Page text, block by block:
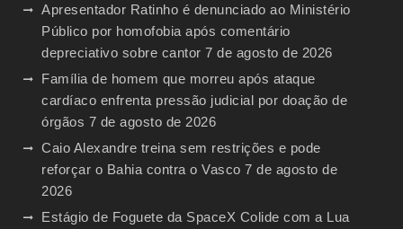
Apresentador Ratinho é denunciado ao Ministério
Público por homofobia após comentário
depreciativo sobre cantor 7 de agosto de 2026
Família de homem que morreu após ataque
cardíaco enfrenta pressão judicial por doação de
órgãos 7 de agosto de 2026
Caio Alexandre treina sem restrições e pode
reforçar o Bahia contra o Vasco 7 de agosto de
2026
Estágio de Foguete da SpaceX Colide com a Lua